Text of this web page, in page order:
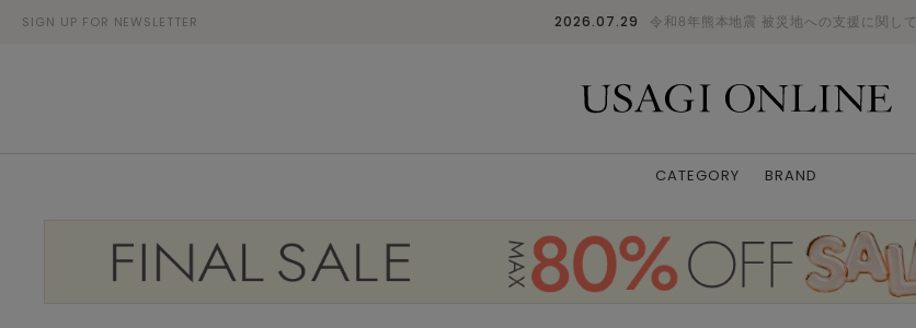
SIGN UP FOR NEWSLETTER 2026.07.29 令和8年熊本地震 被災地への支援に関して
CATEGORY BRAND